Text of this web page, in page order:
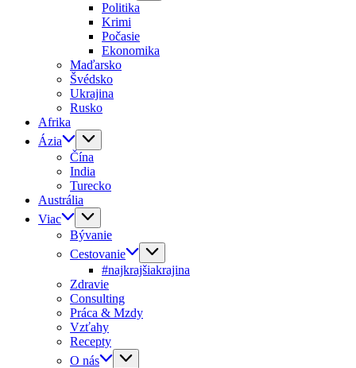
Politika
Krimi
Počasie
Ekonomika
Maďarsko
Švédsko
Ukrajina
Rusko
Afrika
Ázia
Čína
India
Turecko
Austrália
Viac
Bývanie
Cestovanie
#najkrajšiakrajina
Zdravie
Consulting
Práca & Mzdy
Vzťahy
Recepty
O nás